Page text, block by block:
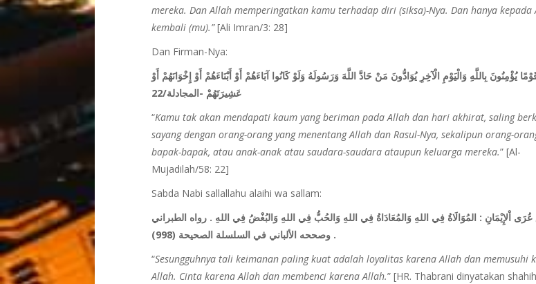
mereka. Dan Allah memperingatkan kamu terhadap diri (siksa)-Nya. Dan hanya kepada
kembali (mu).”[Ali Imran/3: 28]
Dan Firman-Nya:
يُؤْمِنُونَ بِاللَّهِ وَالْيَوْمِ الْآخِرِ يُوَادُّونَ مَنْ حَادَّ اللَّهَ وَرَسُولَهُ وَلَوْ كَانُوا آبَاءَهُمْ أَوْ أَبْنَاءَهُمْ أَوْ إِخْوَانَهُمْ أَوْ
عَشِيرَتَهُمْ -المجادلة/22
“Kamu tak akan mendapati kaum yang beriman pada Allah dan hari akhirat, saling
sayang dengan orang-orang yang menentang Allah dan Rasul-Nya, sekalipun orang-
bapak-bapak, atau anak-anak atau saudara-saudara ataupun keluarga mereka.” [Al-
Mujadilah/58: 22]
Sabda Nabi sallallahu alaihi wa sallam:
عُرَى اْلإِيْمَانِ : المُوَالَاةُ فِي اللهِ وَالمُعَادَاةُ فِي اللهِ وَالحُبُّ فِي اللهِ وَالبُغْضُ فِي اللهِ . رواه الطبراني
وصححه الألباني في السلسلة الصحيحة (998) .
“Sesungguhnya tali keimanan paling kuat adalah loyalitas karena Allah dan memusuhi
Allah. Cinta karena Allah dan membenci karena Allah.” [HR. Thabrani dinyatakan